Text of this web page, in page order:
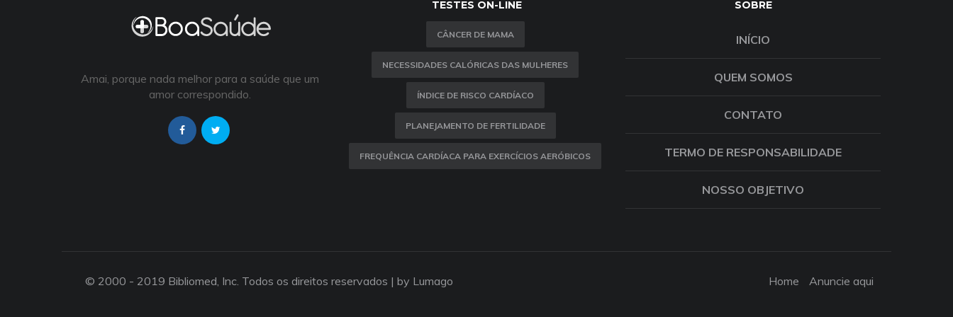
Amai, porque nada melhor para a saúde que um
amor correspondido.
TESTES ON-LINE
CÂNCER DE MAMA
NECESSIDADES CALÓRICAS DAS MULHERES
ÍNDICE DE RISCO CARDÍACO
PLANEJAMENTO DE FERTILIDADE
FREQUÊNCIA CARDÍACA PARA EXERCÍCIOS AERÓBICOS
SOBRE
INÍCIO
QUEM SOMOS
CONTATO
TERMO DE RESPONSABILIDADE
NOSSO OBJETIVO
Home Anuncie aqui
© 2000 - 2019 Bibliomed, Inc. Todos os direitos reservados | by Lumago